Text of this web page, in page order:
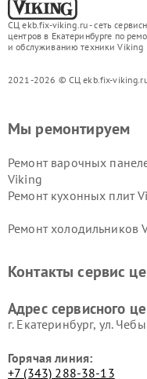
СЦ ekb.fix-viking.ru - сеть
центров в Екатеринбурге по
и обслуживанию техники Viking
2021-2026 © СЦ ekb.fix-
Мы ремонтируем
Ремонт варочных
Viking
Ремонт кухонных плит
Ремонт холодильников
Контакты сервис
Адрес сервисного
г. Екатеринбург, ул.
Горячая линия:
+7 (343) 288-38-13